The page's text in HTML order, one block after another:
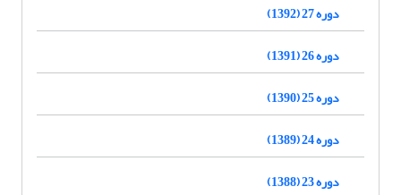
دوره 27 (1392)
دوره 26 (1391)
دوره 25 (1390)
دوره 24 (1389)
دوره 23 (1388)